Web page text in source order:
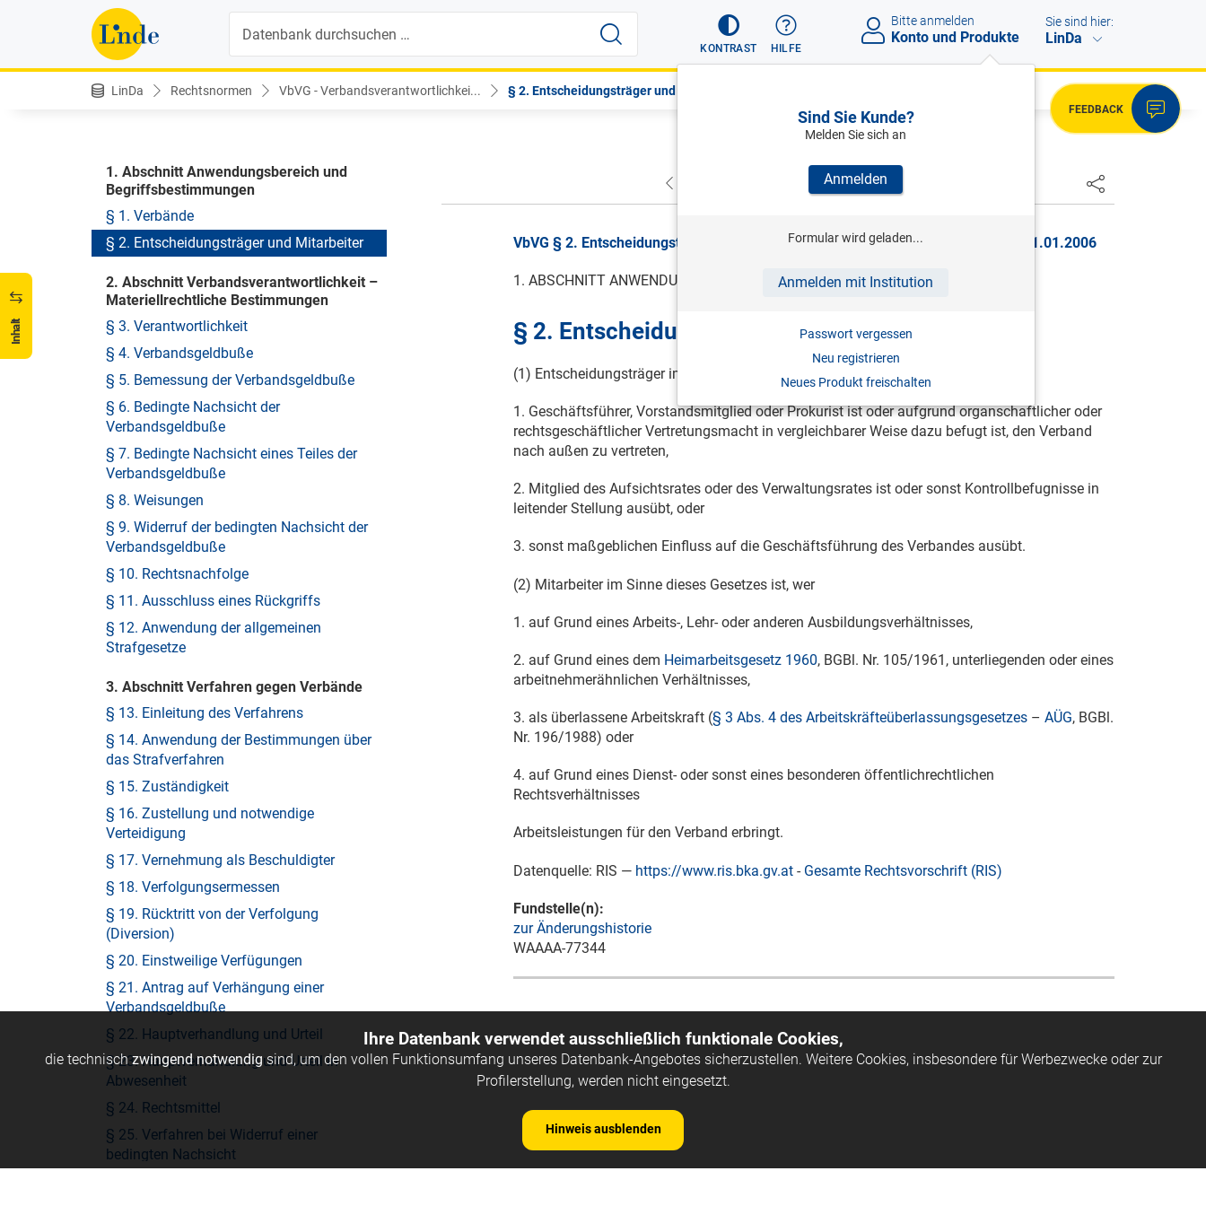
KONTRAST HILFE
Bitte anmelden
Konto und Produkte
Sind Sie Kunde?
Melden Sie sich an
Anmelden
Formular wird geladen...
Anmelden mit Institution
Passwort vergessen
Neu registrieren
Neues Produkt freischalten
Sie sind hier:
LinDa
LinDa Rechtsnormen VbVG - Verbandsverantwortlichkei... § 2. Entscheidungsträger und ...
FEEDBACK
Inhalt
INHALTSVERZEICHNIS
VbVG - Verbandsverantwortlichkeitsgesetz
1. Abschnitt Anwendungsbereich und
Begriffsbestimmungen
§ 1. Verbände
§ 2. Entscheidungsträger und Mitarbeiter
2. Abschnitt Verbandsverantwortlichkeit –
Materiellrechtliche Bestimmungen
§ 3. Verantwortlichkeit
§ 4. Verbandsgeldbuße
§ 5. Bemessung der Verbandsgeldbuße
§ 6. Bedingte Nachsicht der
Verbandsgeldbuße
§ 7. Bedingte Nachsicht eines Teiles der
Verbandsgeldbuße
§ 8. Weisungen
§ 9. Widerruf der bedingten Nachsicht der
Verbandsgeldbuße
§ 10. Rechtsnachfolge
§ 11. Ausschluss eines Rückgriffs
§ 12. Anwendung der allgemeinen
Strafgesetze
3. Abschnitt Verfahren gegen Verbände
§ 13. Einleitung des Verfahrens
§ 14. Anwendung der Bestimmungen über
das Strafverfahren
§ 15. Zuständigkeit
§ 16. Zustellung und notwendige
Verteidigung
§ 17. Vernehmung als Beschuldigter
§ 18. Verfolgungsermessen
§ 19. Rücktritt von der Verfolgung
(Diversion)
§ 20. Einstweilige Verfügungen
§ 21. Antrag auf Verhängung einer
Verbandsgeldbuße
§ 22. Hauptverhandlung und Urteil
§ 23. Hauptverhandlung und Urteil in
Abwesenheit
§ 24. Rechtsmittel
§ 25. Verfahren bei Widerruf einer
bedingten Nachsicht
NÄCHSTER
VbVG § 2. Entscheidungsträger und Mitarbeiter, BGBl. I Nr. 151/2005, gültig ab 01.01.2006
1. ABSCHNITT ANWENDUNGSBEREICH UND BEGRIFFSBESTIMMUNGEN
§ 2. Entscheidungsträger und Mitarbeiter
(1) Entscheidungsträger im Sinne dieses Gesetzes ist, wer
1. Geschäftsführer, Vorstandsmitglied oder Prokurist ist oder aufgrund organschaftlicher oder
rechtsgeschäftlicher Vertretungsmacht in vergleichbarer Weise dazu befugt ist, den Verband
nach außen zu vertreten,
2. Mitglied des Aufsichtsrates oder des Verwaltungsrates ist oder sonst Kontrollbefugnisse in
leitender Stellung ausübt, oder
3. sonst maßgeblichen Einfluss auf die Geschäftsführung des Verbandes ausübt.
(2) Mitarbeiter im Sinne dieses Gesetzes ist, wer
1. auf Grund eines Arbeits-, Lehr- oder anderen Ausbildungsverhältnisses,
2. auf Grund eines dem Heimarbeitsgesetz 1960, BGBl. Nr. 105/1961, unterliegenden oder eines
arbeitnehmerähnlichen Verhältnisses,
3. als überlassene Arbeitskraft (§ 3 Abs. 4 des Arbeitskräfteüberlassungsgesetzes – AÜG, BGBl.
Nr. 196/1988) oder
4. auf Grund eines Dienst- oder sonst eines besonderen öffentlichrechtlichen
Rechtsverhältnisses
Arbeitsleistungen für den Verband erbringt.
Datenquelle: RIS — https://www.ris.bka.gv.at - Gesamte Rechtsvorschrift (RIS)
Fundstelle(n):
zur Änderungshistorie
WAAAA-77344
Ihre Datenbank verwendet ausschließlich funktionale Cookies,
die technischzwingend notwendigsind, um den vollen Funktionsumfang unseres Datenbank-Angebotes sicherzustellen. Weitere Cookies, insbesondere für Werbezwecke oder zur
Profilerstellung, werden nicht eingesetzt.
Hinweis ausblenden